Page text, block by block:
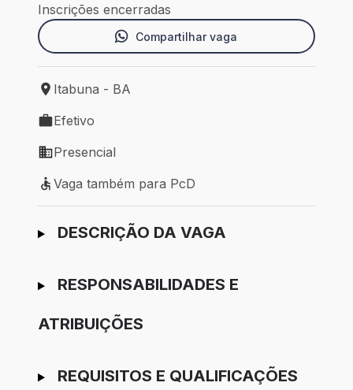
Inscrições encerradas
Compartilhar vaga
Local de trabalho: Itabuna - BA
Itabuna - BA
Tipo de vaga: Efetivo
Efetivo
Modelo de trabalho: Presencial
Presencial
Vaga também para PcD
Vaga também para PcD
Ir para candidatura
DESCRIÇÃO DA VAGA
RESPONSABILIDADES E
ATRIBUIÇÕES
REQUISITOS E QUALIFICAÇÕES